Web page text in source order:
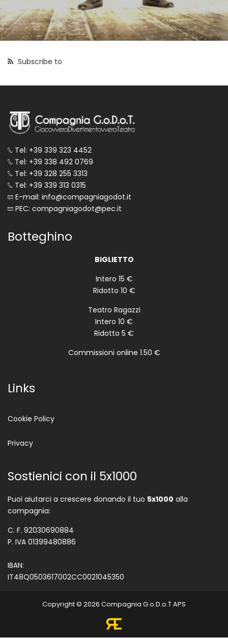
Subscribe to
Tel: +39 339 323 4452
Tel: +39 338 492 0769
Tel: +39 328 255 3313
Tel: +39 339 313 0315
E-mail: info@compagniagodot.it
PEC: compagniagodot@pec.it
Botteghino
BIGLIETTO
Intero 15 €
Ridotto 10 €
Teatro Ragazzi
Intero 10 €
Ridotto 5 €
Commissioni online 1.50 €
Links
Cookie Policy
Privacy
Sostienici con il 5x1000
Puoi aiutarci a crescere donando il tuo 5x1000 alla
compagnia:
C. F. 92030690884
P. IVA 01399480886
IBAN:
IT48Q0503617002CC0021045350
Copyright © 2026 Compagnia G.o.D.o.T APS